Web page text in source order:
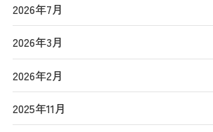
2026年7月
2026年3月
2026年2月
2025年11月